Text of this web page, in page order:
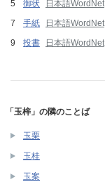
御状
日本語WordNet
手紙
日本語WordNet
投書
日本語WordNet
「玉梓」の隣のことば
玉栗
玉桂
玉案